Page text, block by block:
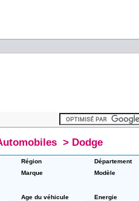
> Dodge
Région Département
Marque Modèle
Age du véhicule
Energie